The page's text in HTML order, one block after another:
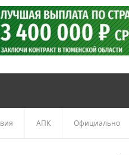
АПК Официально